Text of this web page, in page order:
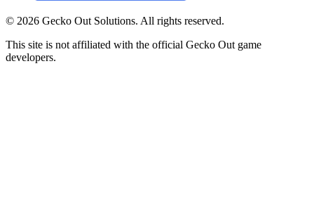
© 2026 Gecko Out Solutions. All rights reserved.
This site is not affiliated with the official Gecko Out game
developers.